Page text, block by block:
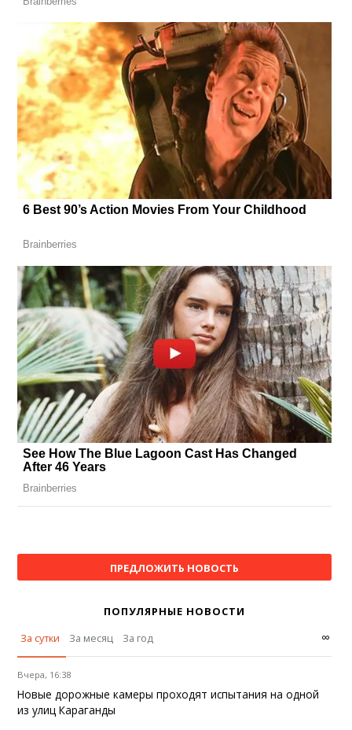
ПРЕДЛОЖИТЬ НОВОСТЬ
ПОПУЛЯРНЫЕ НОВОСТИ
За сутки
За месяц За год ∞
Вчера, 16:38
Новые дорожные камеры проходят испытания на одной
из улиц Караганды